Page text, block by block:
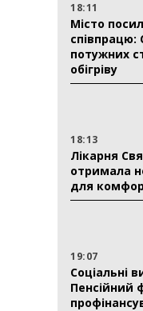
18:11
Місто
потужних
обігріву
18:13
Лікарня
отримала
для
19:07
Соціальні